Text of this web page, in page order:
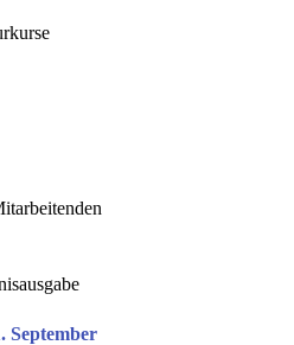
September